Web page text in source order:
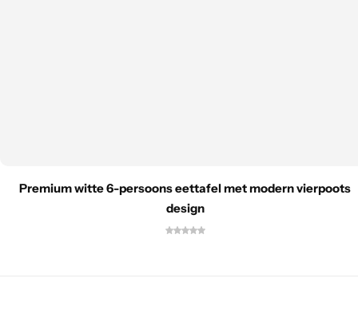
Premium witte 6-persoons eettafel met modern vierpoots
design